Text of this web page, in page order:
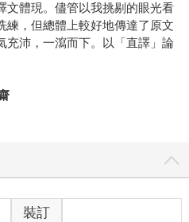
文體現。儘管以我挑剔的眼光看
練，但總體上較好地傳達了原文
充沛，一瀉而下。以「直譯」論
裝訂